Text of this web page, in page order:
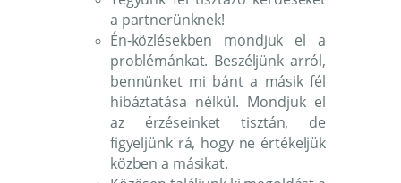
a partnerünknek!
Én-közlésekben mondjuk el a
problémánkat. Beszéljünk arról,
bennünket mi bánt a másik fél
hibáztatása nélkül. Mondjuk el
az érzéseinket tisztán, de
figyeljünk rá, hogy ne értékeljük
közben a másikat.